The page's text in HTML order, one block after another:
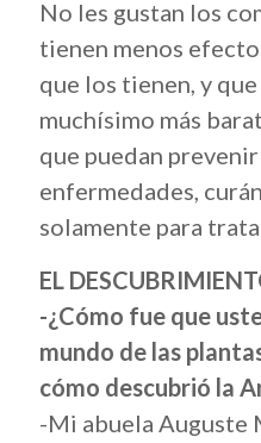
No les gustan los
tienen menos
que los tienen, y que
muchísimo más
que puedan prevenir
enfermedades,
solamente para
EL
-¿Cómo fue que
mundo de las
cómo descubrió la
-Mi abuela Auguste